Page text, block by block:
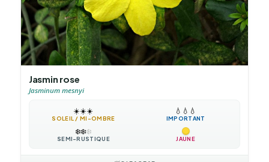
Jasmin rose
Jasminum mesnyi
☀️☀️☀️
SOLEIL / MI-OMBRE
💧 💧 💧
IMPORTANT
❄️❄️❄️
SEMI-RUSTIQUE JAUNE